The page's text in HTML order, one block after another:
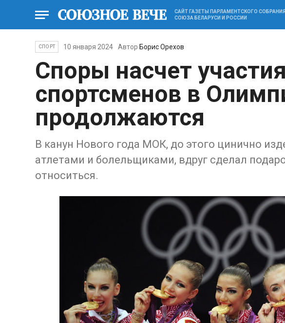
САЙТ ГАЗЕТЫ ПАРЛАМЕНТСКОГО СОБРАНИЯ
СОЮЗА БЕЛАРУСИ И РОССИИ
СПОРТ 10 января 2024 Автор Борис Орехов
Споры насчет
спортсменов в
продолжаются
В канун Нового года МОК, до этого цинично
атлетами и болельщиками, вдруг сделал
относиться.